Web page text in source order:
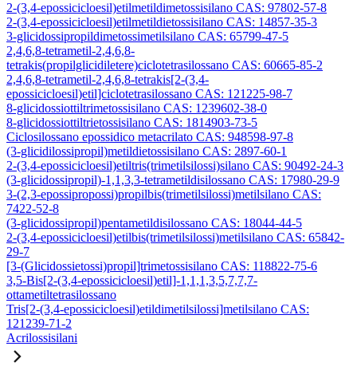
2-(3,4-epossicicloesil)etilmetildimetossisilano CAS: 97802-57-8
2-(3,4-epossicicloesil)etilmetildietossisilano CAS: 14857-35-3
3-glicidossipropildimetossimetilsilano CAS: 65799-47-5
2,4,6,8-tetrametil-2,4,6,8-
tetrakis(propilglicidiletere)ciclotetrasilossano CAS: 60665-85-2
2,4,6,8-tetrametil-2,4,6,8-tetrakis[2-(3,4-
epossicicloesil)etil]ciclotetrasilossano CAS: 121225-98-7
8-glicidossiottiltrimetossisilano CAS: 1239602-38-0
8-glicidossiottiltrietossisilano CAS: 1814903-73-5
Ciclosilossano epossidico metacrilato CAS: 948598-97-8
(3-glicidilossipropil)metildietossisilano CAS: 2897-60-1
2-(3,4-epossicicloesil)etiltris(trimetilsilossi)silano CAS: 90492-24-3
(3-glicidossipropil)-1,1,3,3-tetrametildisilossano CAS: 17980-29-9
3-(2,3-epossipropossi)propilbis(trimetilsilossi)metilsilano CAS:
7422-52-8
(3-glicidossipropil)pentametildisilossano CAS: 18044-44-5
2-(3,4-epossicicloesil)etilbis(trimetilsilossi)metilsilano CAS: 65842-
29-7
[3-(Glicidossietossi)propil]trimetossisilano CAS: 118822-75-6
3,5-Bis[2-(3,4-epossicicloesil)etil]-1,1,1,3,5,7,7,7-
ottametiltetrasilossano
Tris[2-(3,4-epossicicloesil)etildimetilsilossi]metilsilano CAS:
121239-71-2
Acrilossisilani